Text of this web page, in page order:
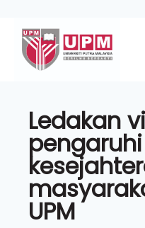
Ledakan
pengaruhi
UPM